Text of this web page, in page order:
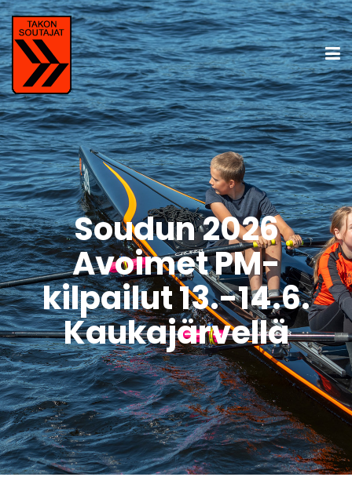
Soudun 2026
Avoimet PM-
kilpailut 13.-14.6.
Kaukajärvellä